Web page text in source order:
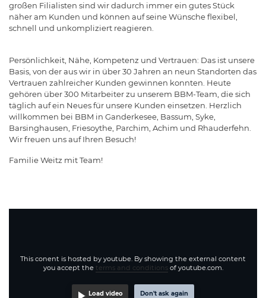
großen Filialisten sind wir dadurch immer ein gutes Stück
näher am Kunden und können auf seine Wünsche flexibel,
schnell und unkompliziert reagieren.
Persönlichkeit, Nähe, Kompetenz und Vertrauen: Das ist unsere
Basis, von der aus wir in über 30 Jahren an neun Standorten das
Vertrauen zahlreicher Kunden gewinnen konnten. Heute
gehören über 300 Mitarbeiter zu unserem BBM-Team, die sich
täglich auf ein Neues für unsere Kunden einsetzen. Herzlich
willkommen bei BBM in Ganderkesee, Bassum, Syke,
Barsinghausen, Friesoythe, Parchim, Achim und Rhauderfehn.
Wir freuen uns auf Ihren Besuch!
Familie Weitz mit Team!
This conent is hosted by youtube. By showing the external content
you accept the terms and conditionsof youtube.com.
Load video Don't ask again